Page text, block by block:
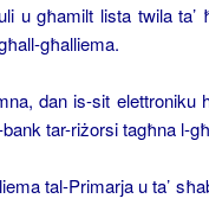
u għamilt lista twila
għalliema.
dan is-sit elettroniku
tar-riżorsi tagħna l-
tal-Primarja u ta’